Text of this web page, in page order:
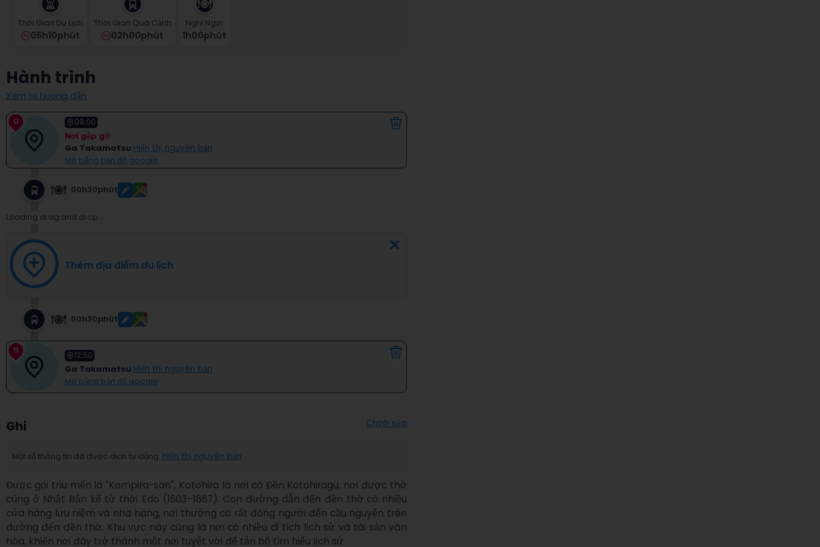
a
date.
Press
mark
to
get
the
keyboard
shortcuts
dates.
Thời Gian Du Lịch
05h10phút
Thời Gian Quá Cảnh
02h00phút
Nghỉ Ngơi
1H00Phút
Hành trình
Xem lại hướng dẫn
0 08:00
Nơi gặp gỡ
Ga Takamatsu Hiển thị nguyên bản
Mở bằng bản đồ google
00h30phút
Loading drag and drop...
Thêm địa điểm du lịch
00h30phút
5 12:50
Ga Takamatsu Hiển thị nguyên bản
Mở bằng bản đồ google
Ghi Chỉnh sửa
Một số thông tin đã được dịch tự động. Hiển thị nguyên bản
Được gọi trìu mến là "Kompira-san", Kotohira là nơi có Đền Kotohiragu, nơi được thờ
cúng ở Nhật Bản kể từ thời Edo (1603–1867). Con đường dẫn đến đền thờ có nhiều
cửa hàng lưu niệm và nhà hàng, nơi thường có rất đông người đến cầu nguyện trên
đường đến đền thờ. Khu vực này cũng là nơi có nhiều di tích lịch sử và tài sản văn
hóa, khiến nơi đây trở thành một nơi tuyệt vời để tản bộ tìm hiểu lịch sử.